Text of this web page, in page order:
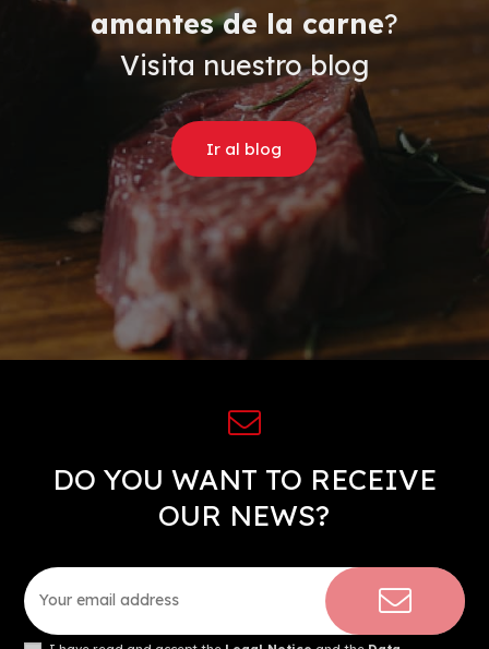
amantes de la carne?
Visita nuestro blog
Ir al blog
DO YOU WANT TO RECEIVE
OUR NEWS?